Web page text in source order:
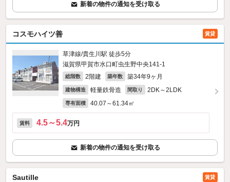
新着の物件の通知を受け取る
コスモハイツ善 賃貸
草津線/貴生川駅 徒歩5分
滋賀県甲賀市水口町虫生野中央141‐1
総階数 2階建 築年数 築34年9ヶ月
建物構造 軽量鉄骨造 間取り 2DK～2LDK
専有面積 40.07～61.34㎡
賃料 4.5～5.4万円
新着の物件の通知を受け取る
Sautille 賃貸